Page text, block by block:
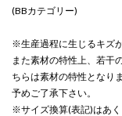
(BBカテゴリー)
※生産過程に生じるキズ
また素材の特性上、若干
ちらは素材の特性となりま
予めご了承下さい。
※サイズ換算(表記)はあく